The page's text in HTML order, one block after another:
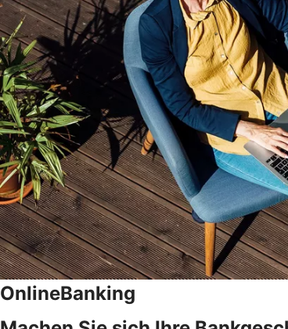
OnlineBanking